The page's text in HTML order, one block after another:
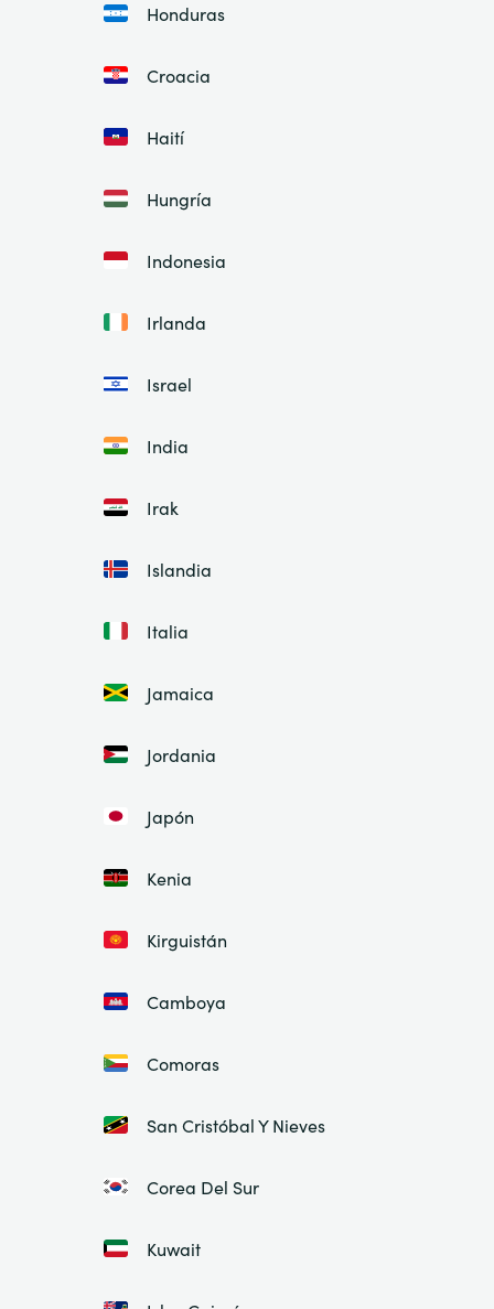
Honduras
Croacia
Haití
Hungría
Indonesia
Irlanda
Israel
India
Irak
Islandia
Italia
Jamaica
Jordania
Japón
Kenia
Kirguistán
Camboya
Comoras
San Cristóbal Y Nieves
Corea Del Sur
Kuwait